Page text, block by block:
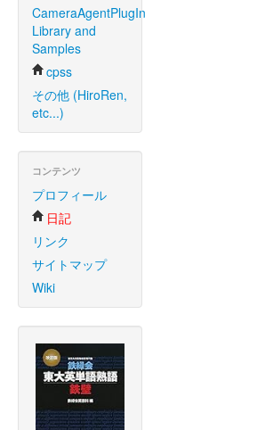
CameraAgentPlugIn
Library and
Samples
cpss
その他 (HiroRen,
etc...)
コンテンツ
プロフィール
日記
リンク
サイトマップ
Wiki